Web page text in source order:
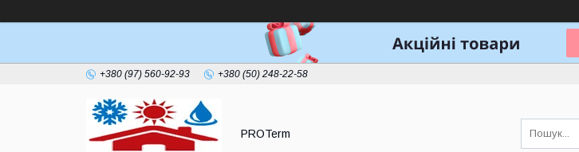
+380 (97) 560-92-93 +380 (50) 248-22-58
PROTerm